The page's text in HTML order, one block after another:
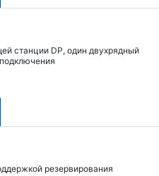
станции DP, один двухрядный
резервирования